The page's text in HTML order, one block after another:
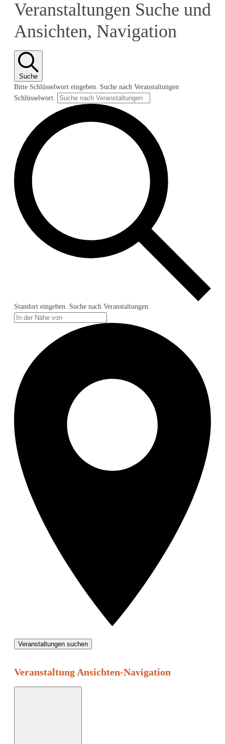
Veranstaltungen Suche und
Ansichten, Navigation
Suche
Bitte Schlüsselwort eingeben. Suche nach Veranstaltungen
Schlüsselwort.
Standort eingeben. Suche nach Veranstaltungen.
Veranstaltungen suchen
Veranstaltung Ansichten-Navigation